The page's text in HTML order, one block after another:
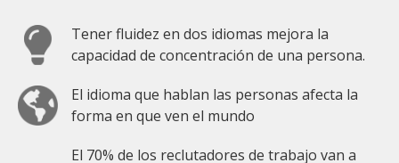
Tener fluidez en dos idiomas mejora la
capacidad de concentración de una persona.
El idioma que hablan las personas afecta la
forma en que ven el mundo
El 70% de los reclutadores de trabajo van a